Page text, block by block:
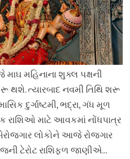
મહિનાના શુક્લ પક્ષની
થશે. ત્યારબાદ નવમી તિથિ શરૂ
દુર્ગાષ્ટમી, ભદ્રા, ગંધ મૂળ
માટે આવકમાં નોંધપાત્ર
લોકોને આજે રોજગાર
ટેરોટ રાશિફળ જાણીએ…